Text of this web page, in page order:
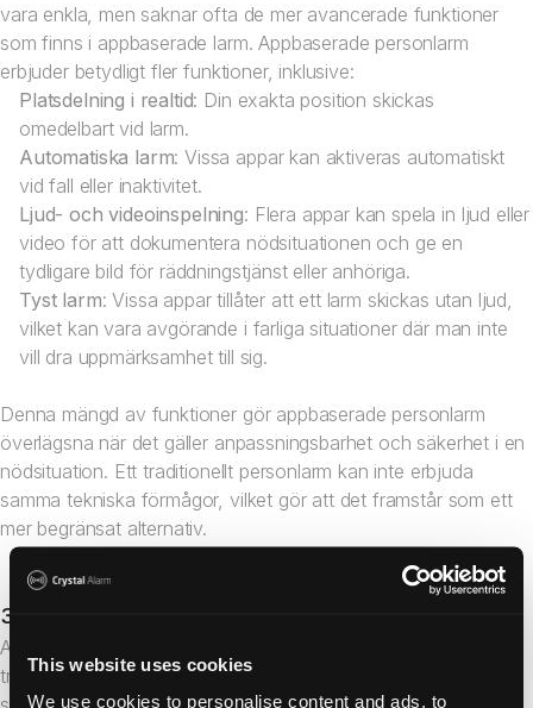
This website uses cookies
We use cookies to personalise content and ads, to
vara enkla, men saknar ofta de mer avancerade funktioner
som finns i appbaserade larm. Appbaserade personlarm
erbjuder betydligt fler funktioner, inklusive:
Platsdelning i realtid: Din exakta position skickas
omedelbart vid larm.
Automatiska larm: Vissa appar kan aktiveras automatiskt
vid fall eller inaktivitet.
Ljud- och videoinspelning: Flera appar kan spela in ljud eller
video för att dokumentera nödsituationen och ge en
tydligare bild för räddningstjänst eller anhöriga.
Tyst larm: Vissa appar tillåter att ett larm skickas utan ljud,
vilket kan vara avgörande i farliga situationer där man inte
vill dra uppmärksamhet till sig.
Denna mängd av funktioner gör appbaserade personlarm
överlägsna när det gäller anpassningsbarhet och säkerhet i en
nödsituation. Ett traditionellt personlarm kan inte erbjuda
samma tekniska förmågor, vilket gör att det framstår som ett
mer begränsat alternativ.
3. Kostnadseffektivitet
Appbaserade personlarm är mer kostnadseffektiva än
traditionella larm. Ett traditionellt larm innebär ofta inköp av en